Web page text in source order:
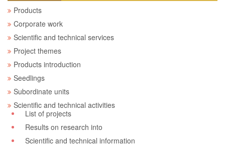
Products
Corporate work
Scientific and technical services
Project themes
Products introduction
Seedlings
Subordinate units
Scientific and technical activities
List of projects
Results on research into
Scientific and technical information